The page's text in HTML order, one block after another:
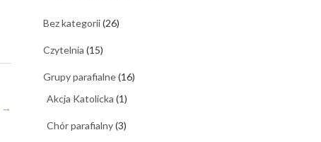
→
Bez kategorii(26)
Czytelnia (15)
Grupy parafialne(16)
Akcja Katolicka (1)
Chór parafialny(3)